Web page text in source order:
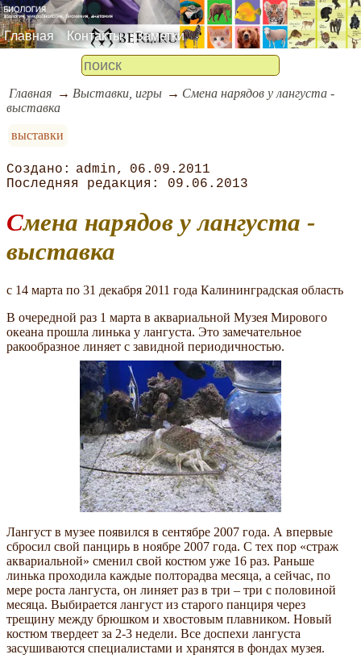
Главная Контакты Заметки
Главная Выставки, игры
Смена нарядов у лангуста -
выставка
выставки
admin
06.09.2011
09.06.2013
Смена нарядов у лангуста -
выставка
c 14 марта по 31 декабря 2011 года Калининградская область
В очередной раз 1 марта в аквариальной Музея Мирового
океана прошла линька у лангуста. Это замечательное
ракообразное линяет с завидной периодичностью.
Лангуст в музее появился в сентябре 2007 года. А впервые
сбросил свой панцирь в ноябре 2007 года. С тех пор «страж
аквариальной» сменил свой костюм уже 16 раз. Раньше
линька проходила каждые полторадва месяца, а сейчас, по
мере роста лангуста, он линяет раз в три – три с половиной
месяца. Выбирается лангуст из старого панциря через
трещину между брюшком и хвостовым плавником. Новый
костюм твердеет за 2-3 недели. Все доспехи лангуста
засушиваются специалистами и хранятся в фондах музея.